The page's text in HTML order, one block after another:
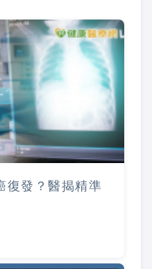
復發？醫揭精準